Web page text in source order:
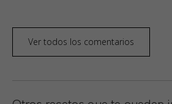
Ver todos los comentarios